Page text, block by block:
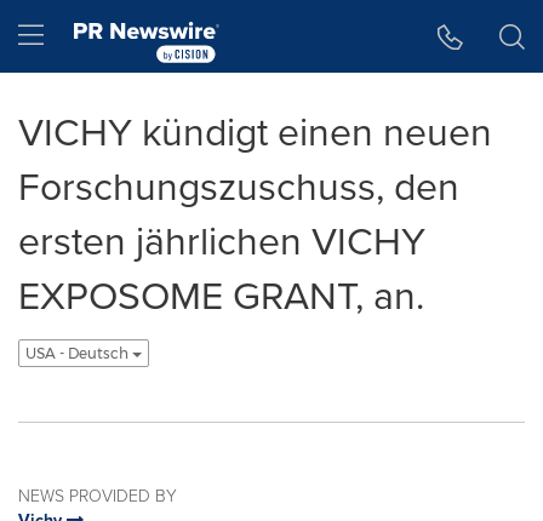
Hamburger menu
VICHY kündigt einen neuen
Forschungszuschuss, den
ersten jährlichen VICHY
EXPOSOME GRANT, an.
USA - Deutsch
NEWS PROVIDED BY